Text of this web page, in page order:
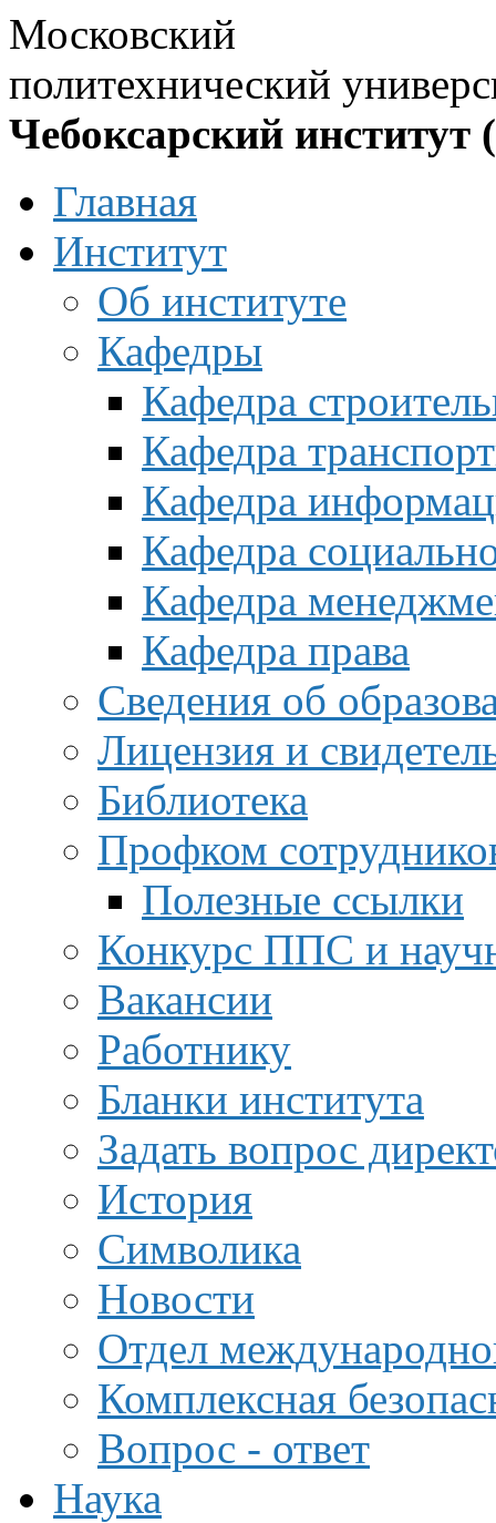
Московский
политехнический
Чебоксарский институт
Главная
Институт
Об институте
Кафедры
Кафедра
Кафедра
Кафедра
Кафедра
Кафедра
Кафедра права
Сведения об
Лицензия и
Библиотека
Профком
Полезные ссылки
Конкурс ППС и
Вакансии
Работнику
Бланки института
Задать вопрос
История
Символика
Новости
Отдел
Комплексная
Вопрос - ответ
Наука